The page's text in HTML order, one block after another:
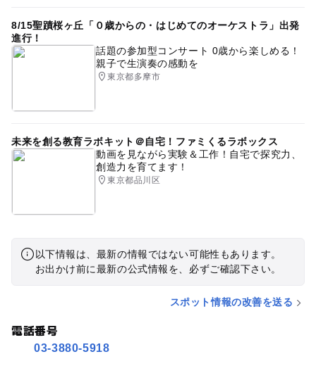
8/15聖蹟桜ヶ丘「０歳からの・はじめてのオーケストラ」出発
進行！
話題の参加型コンサート 0歳から楽しめる！
親子で生演奏の感動を
東京都多摩市
未来を創る教育ラボキット＠自宅！ファミくるラボックス
動画を見ながら実験＆工作！自宅で探究力、
創造力を育てます！
東京都品川区
以下情報は、最新の情報ではない可能性もあります。
お出かけ前に最新の公式情報を、必ずご確認下さい。
スポット情報の改善を送る
電話番号
03-3880-5918